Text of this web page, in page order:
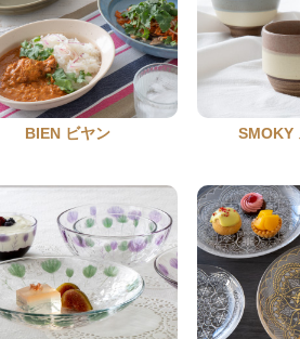
BIEN ビヤン SMOKY